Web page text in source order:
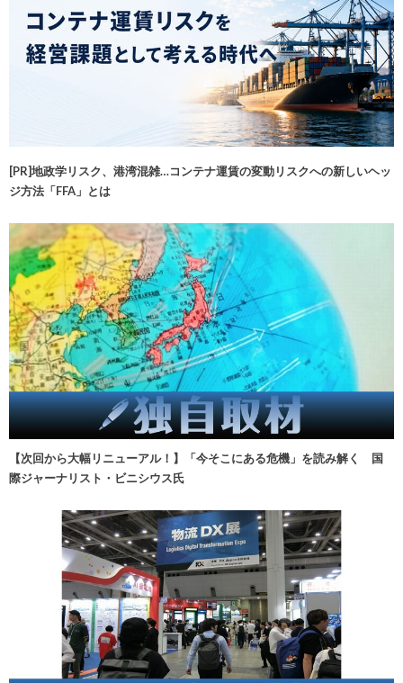
[PR]地政学リスク、港湾混雑…コンテナ運賃の変動リスクへの新しいヘッ
ジ方法「FFA」とは
【次回から大幅リニューアル！】「今そこにある危機」を読み解く 国
際ジャーナリスト・ビニシウス氏